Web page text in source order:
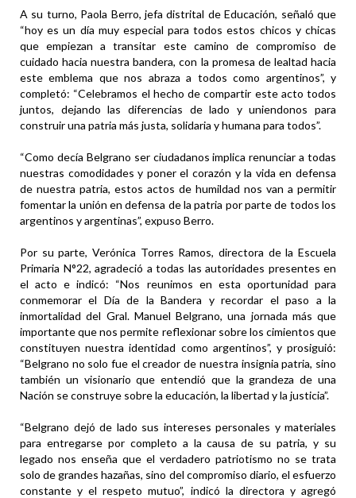
A su turno, Paola Berro, jefa distrital de Educación, señaló que
“hoy es un día muy especial para todos estos chicos y chicas
que empiezan a transitar este camino de compromiso de
cuidado hacia nuestra bandera, con la promesa de lealtad hacia
este emblema que nos abraza a todos como argentinos”, y
completó: “Celebramos el hecho de compartir este acto todos
juntos, dejando las diferencias de lado y uniendonos para
construir una patria más justa, solidaria y humana para todos”.
“Como decía Belgrano ser ciudadanos implica renunciar a todas
nuestras comodidades y poner el corazón y la vida en defensa
de nuestra patria, estos actos de humildad nos van a permitir
fomentar la unión en defensa de la patria por parte de todos los
argentinos y argentinas”, expuso Berro.
Por su parte, Verónica Torres Ramos, directora de la Escuela
Primaria N°22, agradeció a todas las autoridades presentes en
el acto e indicó: “Nos reunimos en esta oportunidad para
conmemorar el Día de la Bandera y recordar el paso a la
inmortalidad del Gral. Manuel Belgrano, una jornada más que
importante que nos permite reflexionar sobre los cimientos que
constituyen nuestra identidad como argentinos”, y prosiguió:
“Belgrano no solo fue el creador de nuestra insignia patria, sino
también un visionario que entendió que la grandeza de una
Nación se construye sobre la educación, la libertad y la justicia”.
“Belgrano dejó de lado sus intereses personales y materiales
para entregarse por completo a la causa de su patria, y su
legado nos enseña que el verdadero patriotismo no se trata
solo de grandes hazañas, sino del compromiso diario, el esfuerzo
constante y el respeto mutuo”, indicó la directora y agregó